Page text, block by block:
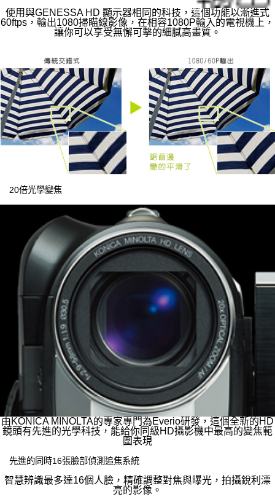
使用與GENESSA HD 顯示器相同的科技，這個功能以漸進式
60ftps，輸出1080掃瞄線影像，在相容1080P輸入的電視機上，
讓你可以享受無懈可擊的細膩高畫質。
20倍光學變焦
由KONICA MINOLTA的專家專門為Everio研發，這個全新的HD
鏡頭有先進的光學科技，能給你同級HD攝影機中最高的變焦範
圍表現
先進的同時16張臉部偵測追焦系統
智慧辨識最多達16個人臉，精確調整對焦與曝光，拍攝銳利漂
亮的影像。